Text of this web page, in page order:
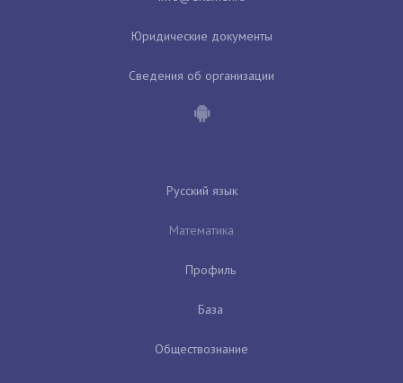
Юридические документы
Сведения об организации
Русский язык
Математика
Профиль
База
Обществознание